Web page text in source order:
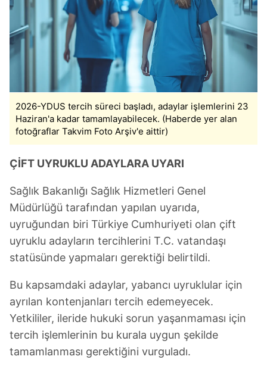
2026-YDUS tercih süreci başladı, adaylar işlemlerini 23
Haziran'a kadar tamamlayabilecek. (Haberde yer alan
fotoğraflar Takvim Foto Arşiv'e aittir)
ÇİFT UYRUKLU ADAYLARA UYARI
Sağlık Bakanlığı Sağlık Hizmetleri Genel
Müdürlüğü tarafından yapılan uyarıda,
uyruğundan biri Türkiye Cumhuriyeti olan çift
uyruklu adayların tercihlerini T.C. vatandaşı
statüsünde yapmaları gerektiği belirtildi.
Bu kapsamdaki adaylar, yabancı uyruklular için
ayrılan kontenjanları tercih edemeyecek.
Yetkililer, ileride hukuki sorun yaşanmaması için
tercih işlemlerinin bu kurala uygun şekilde
tamamlanması gerektiğini vurguladı.